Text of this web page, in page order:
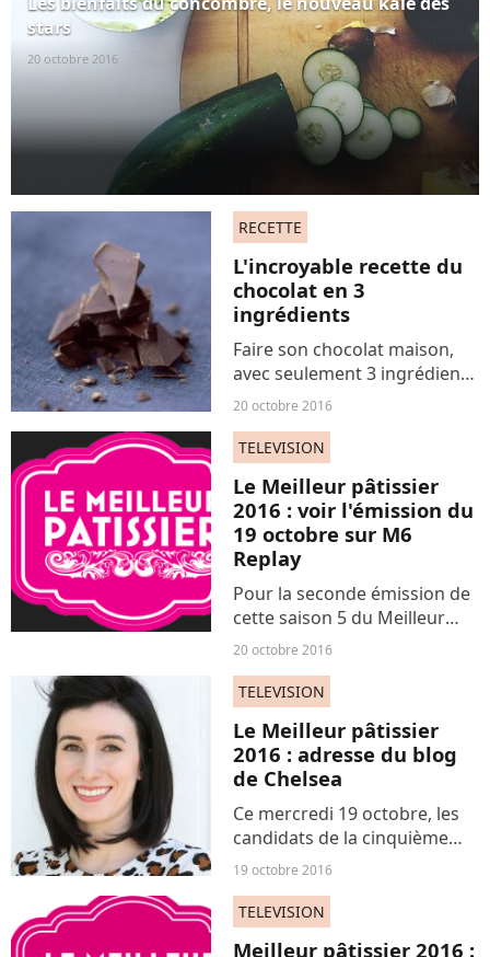
stars
20 octobre 2016
RECETTE
L'incroyable recette du
chocolat en 3
ingrédients
Faire son chocolat maison,
avec seulement 3 ingrédients
et en quelques minutes, ça
20 octobre 2016
TELEVISION
Le Meilleur pâtissier
2016 : voir l'émission du
19 octobre sur M6
Replay
Pour la seconde émission de
cette saison 5 du Meilleur
pâtissier, les Etats-Unis
candidats encore en lice s'en
sont donnés à coeur joie.
20 octobre 2016
TELEVISION
Le Meilleur pâtissier
2016 : adresse du blog
de Chelsea
Ce mercredi 19 octobre, les
candidats de la cinquième
saison du Meilleur pâtissier
nouvelles épreuves
concoctées par Cyril Lignac et
19 octobre 2016
TELEVISION
Meilleur pâtissier 2016 :